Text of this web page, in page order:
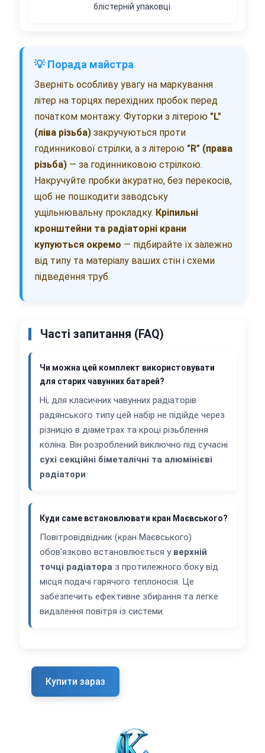
блістерній упаковці.
💡 Порада майстра
Зверніть особливу увагу на маркування
літер на торцях перехідних пробок перед
початком монтажу. Футорки з літерою "L"
(ліва різьба) закручуються проти
годинникової стрілки, а з літерою "R" (права
різьба) — за годинниковою стрілкою.
Накручуйте пробки акуратно, без перекосів,
щоб не пошкодити заводську
ущільнювальну прокладку. Кріпильні
кронштейни та радіаторні крани
купуються окремо — підбирайте їх залежно
від типу та матеріалу ваших стін і схеми
підведення труб.
Часті запитання (FAQ)
Чи можна цей комплект використовувати
для старих чавунних батарей?
Ні, для класичних чавунних радіаторів
радянського типу цей набір не підійде через
різницю в діаметрах та кроці різьблення
коліна. Він розроблений виключно під сучасні
сухі секційні біметалічні та алюмінієві
радіатори.
Куди саме встановлювати кран Маєвського?
Повітровідвідник (кран Маєвського)
обов'язково встановлюється у верхній
точці радіатора з протилежного боку від
місця подачі гарячого теплоносія. Це
забезпечить ефективне збирання та легке
видалення повітря із системи.
Купити зараз